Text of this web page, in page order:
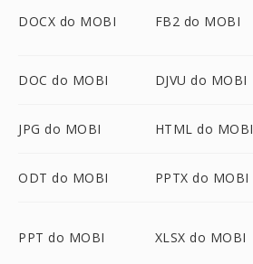
DOCX do MOBI FB2 do MOBI
DOC do MOBI DJVU do MOBI
JPG do MOBI HTML do MOBI
ODT do MOBI PPTX do MOBI
PPT do MOBI XLSX do MOBI